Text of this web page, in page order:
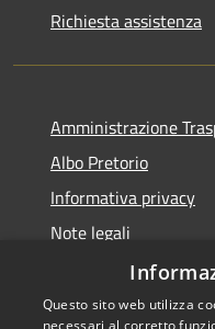
Richiesta assistenza
Amministrazione
Albo Pretorio
Informativa privacy
Note legali
Dichiarazione di
Questo sito web utilizza
necessari al corretto